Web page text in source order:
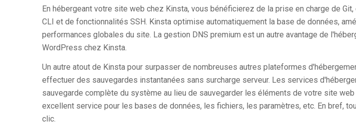
En hébergeant votre site web chez Kinsta, vous bénéficierez de la prise en charge de
CLI et de fonctionnalités SSH. Kinsta optimise automatiquement la base de données,
performances globales du site. La gestion DNS premium est un autre avantage de
WordPress chez Kinsta.
Un autre atout de Kinsta pour surpasser de nombreuses autres plateformes
effectuer des sauvegardes instantanées sans surcharge serveur. Les services
sauvegarde complète du système au lieu de sauvegarder les éléments de votre site web
excellent service pour les bases de données, les fichiers, les paramètres, etc. En bref,
clic.